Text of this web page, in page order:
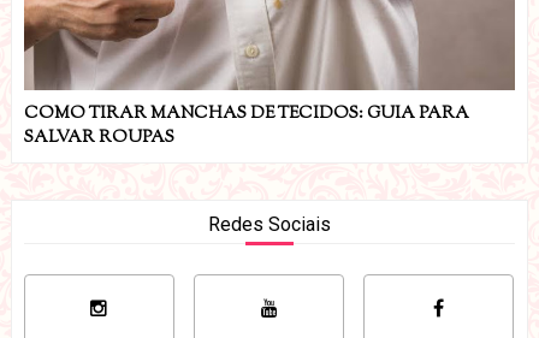
COMO TIRAR MANCHAS DE TECIDOS: GUIA PARA
SALVAR ROUPAS
Redes Sociais